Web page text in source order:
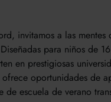
invitamos a las
para niños de
en prestigiosas
oportunidades de
de escuela de verano